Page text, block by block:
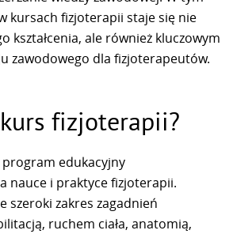
kursach fizjoterapii staje się nie
kształcenia, ale również kluczowym
zawodowego dla fizjoterapeutów.
fizjoterapii?
edukacyjny
nauce i praktyce fizjoterapii.
szeroki zakres zagadnień
ruchem ciała, anatomią,